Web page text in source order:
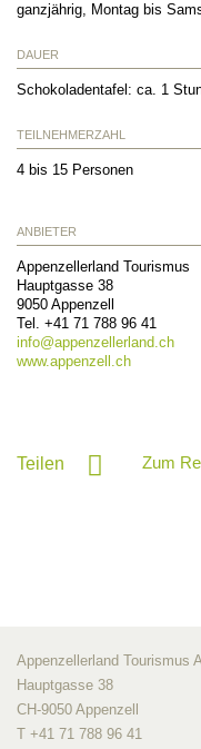
ganzjährig, Montag bis
DAUER
Schokoladentafel: ca. 1
TEILNEHMERZAHL
4 bis 15 Personen
ANBIETER
Appenzellerland Tourismus
Hauptgasse 38
9050 Appenzell
Tel. +41 71 788 96 41
info@appenzellerland.ch
www.appenzell.ch
Teilen Zum
Appenzellerland Tourismus
Hauptgasse 38
CH-9050 Appenzell
T +41 71 788 96 41